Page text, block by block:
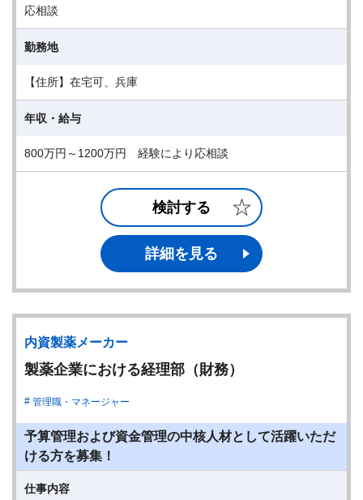
応相談
勤務地
【住所】在宅可、兵庫
年収・給与
800万円～1200万円 経験により応相談
検討する
詳細を見る
内資製薬メーカー
製薬企業における経理部（財務）
管理職・マネージャー
予算管理および資金管理の中核人材として活躍いただ
ける方を募集！
仕事内容